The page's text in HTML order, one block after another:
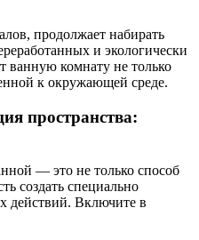
продолжает набирать
и экологически
ванную комнату не только
к окружающей среде.
пространства:
— это не только способ
создать специально
действий. Включите в